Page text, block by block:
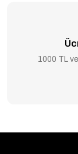
1000 TL